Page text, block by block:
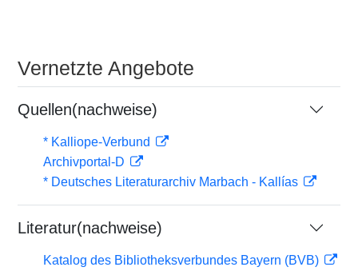
Vernetzte Angebote
Quellen(nachweise)
* Kalliope-Verbund
Archivportal-D
* Deutsches Literaturarchiv Marbach - Kallías
Literatur(nachweise)
Katalog des Bibliotheksverbundes Bayern (BVB)